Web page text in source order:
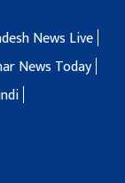
News Live
News Today